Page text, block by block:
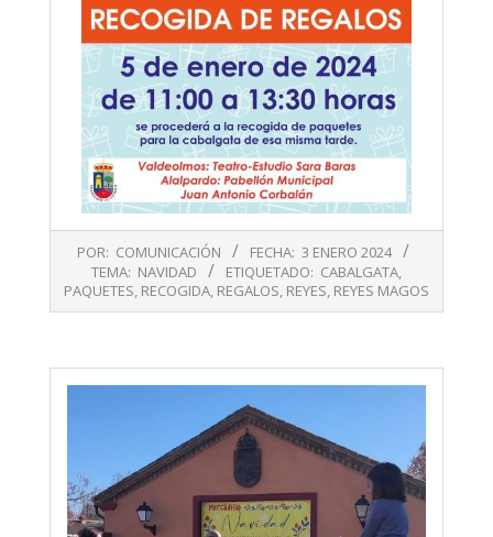
03
POR: COMUNICACIÓN FECHA: 3 ENERO 2024
TEMA: NAVIDAD ETIQUETADO: CABALGATA,
PAQUETES, RECOGIDA, REGALOS, REYES, REYES MAGOS